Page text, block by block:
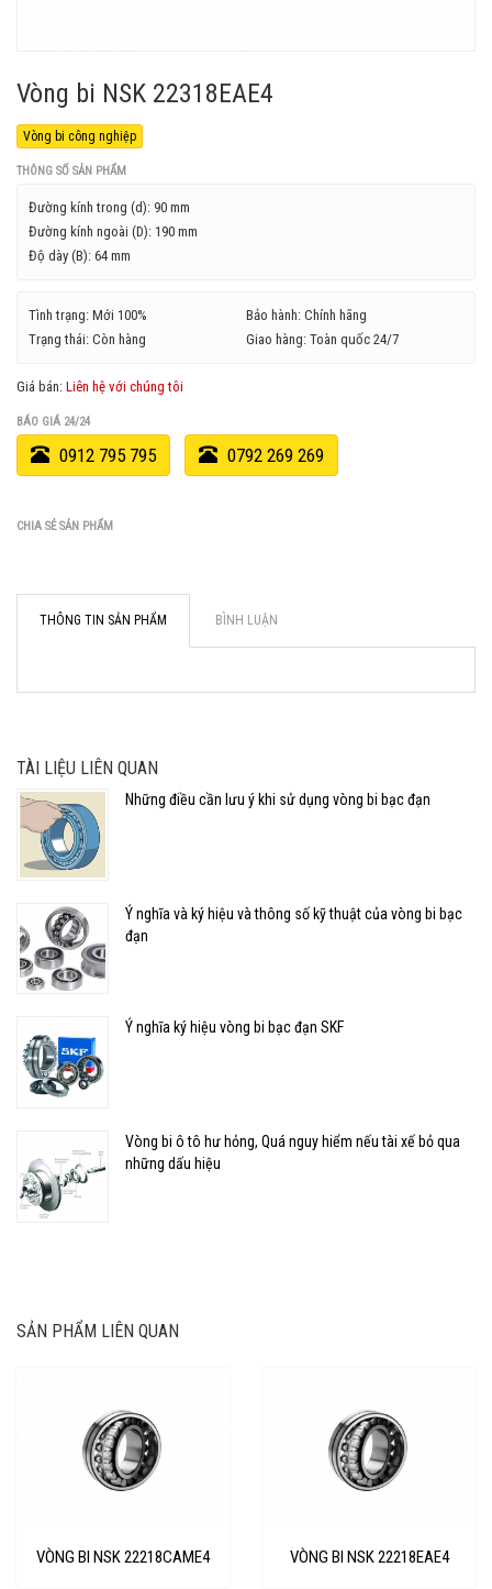
Vòng bi NSK 22318EAE4
Vòng bi công nghiệp
THÔNG SỐ SẢN PHẨM
Đường kính trong (d): 90 mm
Đường kính ngoài (D): 190 mm
Độ dày (B): 64 mm
Tình trạng: Mới 100%
Bảo hành: Chính hãng
Trạng thái: Còn hàng
Giao hàng: Toàn quốc 24/7
Giá bán: Liên hệ với chúng tôi
BÁO GIÁ 24/24
0912 795 795 0792 269 269
CHIA SẺ SẢN PHẨM
THÔNG TIN SẢN PHẨM BÌNH LUẬN
TÀI LIỆU LIÊN QUAN
Những điều cần lưu ý khi sử dụng vòng bi bạc đạn
Ý nghĩa và ký hiệu và thông số kỹ thuật của vòng bi bạc
đạn
Ý nghĩa ký hiệu vòng bi bạc đạn SKF
Vòng bi ô tô hư hỏng, Quá nguy hiểm nếu tài xế bỏ qua
những dấu hiệu
SẢN PHẨM LIÊN QUAN
VÒNG BI NSK 22218CAME4 VÒNG BI NSK 22218EAE4